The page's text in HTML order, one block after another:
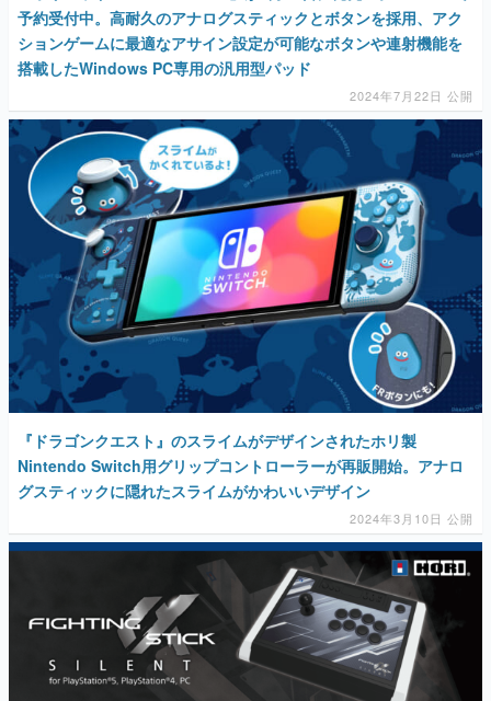
予約受付中。高耐久のアナログスティックとボタンを採用、アク
ションゲームに最適なアサイン設定が可能なボタンや連射機能を
搭載したWindows PC専用の汎用型パッド
2024年7月22日 公開
『ドラゴンクエスト』のスライムがデザインされたホリ製
Nintendo Switch用グリップコントローラーが再販開始。アナロ
グスティックに隠れたスライムがかわいいデザイン
2024年3月10日 公開